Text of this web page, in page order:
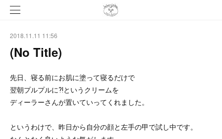
2018.11.11 11:56
(No Title)
先日、寝る前にお肌に塗って寝るだけで
翌朝プルプルに⁈というクリームを
ディーラーさんが置いていってくれました。
というわけで、昨日から自分の顔と左手の甲で試し中です。